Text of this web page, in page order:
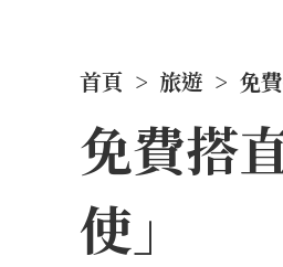
首頁 > 旅遊 > 免
免費搭
使」